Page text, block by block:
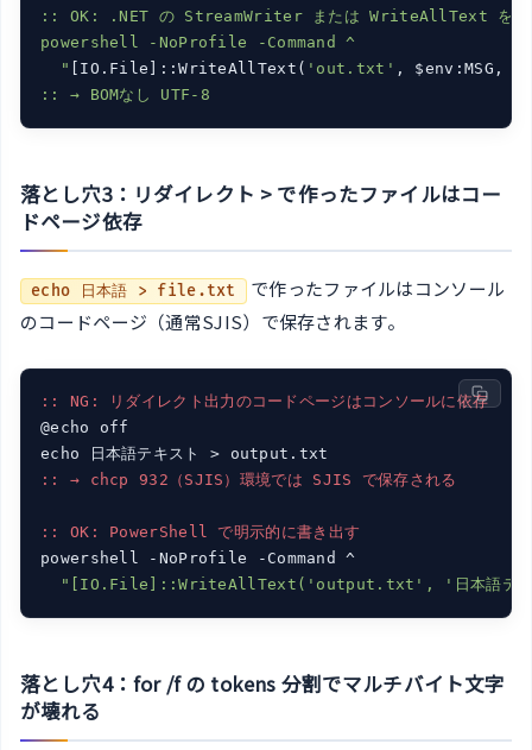
:: OK: .NET の StreamWriter または WriteAllText を使
powershell -NoProfile -Command ^
  "
[IO.File]::WriteAllText( 'out.txt' , $env:MSG,
落とし穴3：リダイレクト > で作ったファイルはコー
ドページ依存
echo 日本語 > file.txt
で作ったファイルはコンソール
のコードページ（通常SJIS）で保存されます。
:: NG: リダイレクト出力のコードページはコンソールに依存
@echo off
:: → chcp 932（SJIS）環境では SJIS で保存される
:: OK: PowerShell で明示的に書き出す
powershell -NoProfile -Command ^
"[IO.File]::WriteAllText('output.txt', '日本語テキ
落とし穴4：for /f の tokens 分割でマルチバイト文字
が壊れる